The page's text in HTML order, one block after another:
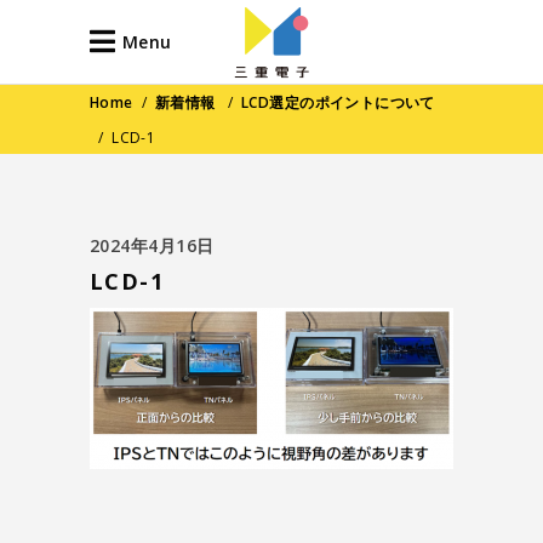
Menu
Home / 新着情報 /LCD選定のポイントについて
/LCD-1
2024年4月16日
LCD-1